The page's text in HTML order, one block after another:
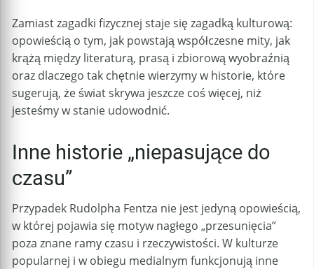
Zamiast zagadki fizycznej staje się zagadką kulturową:
opowieścią o tym, jak powstają współczesne mity, jak
krążą między literaturą, prasą i zbiorową wyobraźnią
oraz dlaczego tak chętnie wierzymy w historie, które
sugerują, że świat skrywa jeszcze coś więcej, niż
jesteśmy w stanie udowodnić.
Inne historie „niepasujące do
czasu”
Przypadek Rudolpha Fentza nie jest jedyną opowieścią,
w której pojawia się motyw nagłego „przesunięcia”
poza znane ramy czasu i rzeczywistości. W kulturze
popularnej i w obiegu medialnym funkcjonują inne